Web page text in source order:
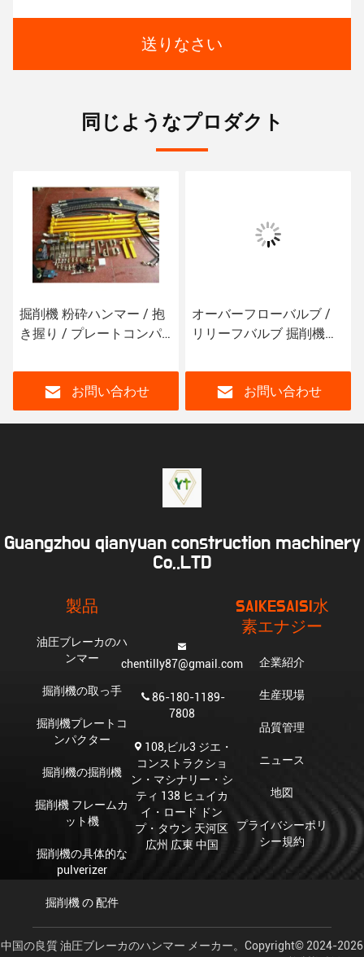
送りなさい
同じようなプロダクト
掘削機 粉砕ハンマー / 抱
き握り / プレートコンパ
ト
お問い合わせ
オーバーフローバルブ /
リリーフバルブ 掘削機の
お問い合わせ
Guangzhou qianyuan construction machinery
Co,.LTD
製品
油圧ブレーカのハ
ンマー
掘削機の取っ手
掘削機プレートコ
ンパクター
掘削機の掘削機
掘削機 フレームカ
ット機
掘削機の具体的な
pulverizer
掘削機 の 配件
chentilly87@gmail.com
86-180-1189-
7808
108,ビル3 ジエ・
コンストラクショ
ン・マシナリー・シ
ティ 138 ヒュイカ
イ・ロード ドン
プ・タウン 天河区
広州 広東 中国
SAIKESAISI水
素エナジー
企業紹介
生産現場
品質管理
ニュース
地図
プライバシーポリ
シー規約
中国の良質 油圧ブレーカのハンマー メーカー。Copyright© 2024-2026